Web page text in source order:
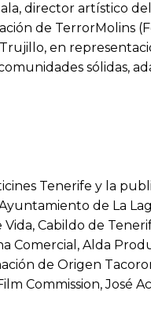
director artístico
de TerrorMolins
en
sólidas,
Tenerife y la
de La
Cabildo de
Comercial, Alda
de Origen
Commission, José